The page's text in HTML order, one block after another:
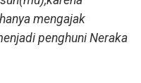
mengajak
penghuni Neraka